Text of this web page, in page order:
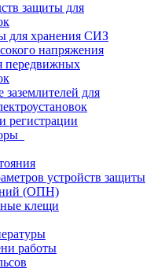
защиты для
для хранения СИЗ
напряжения
передвижных
для
регистрации
устройств защиты
(ОПН)
клещи
работы